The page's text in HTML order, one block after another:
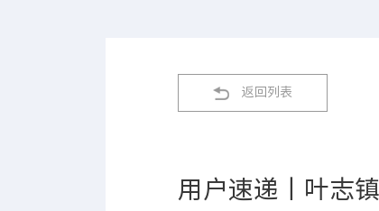
返回列表
用户速递丨叶志